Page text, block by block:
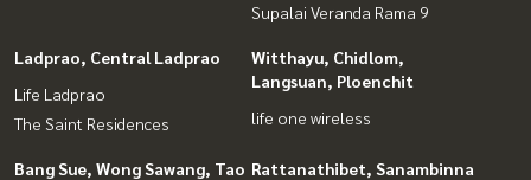
Supalai Veranda Rama 9
Ladprao, Central Ladprao
Life Ladprao
The Saint Residences
Witthayu, Chidlom,
Langsuan, Ploenchit
life one wireless
Bang Sue, Wong Sawang, Tao Rattanathibet, Sanambinna